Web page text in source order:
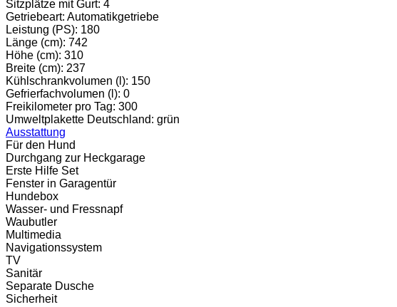
Sitzplätze mit Gurt: 4
Getriebeart: Automatikgetriebe
Leistung (PS): 180
Länge (cm): 742
Höhe (cm): 310
Breite (cm): 237
Kühlschrankvolumen (l): 150
Gefrierfachvolumen (l): 0
Freikilometer pro Tag: 300
Umweltplakette Deutschland: grün
Ausstattung
Für den Hund
Durchgang zur Heckgarage
Erste Hilfe Set
Fenster in Garagentür
Hundebox
Wasser- und Fressnapf
Waubutler
Multimedia
Navigationssystem
TV
Sanitär
Separate Dusche
Sicherheit